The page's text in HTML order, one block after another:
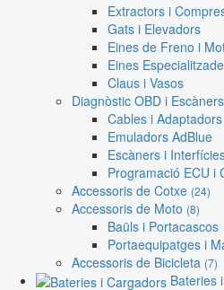
Extractors i
Gats i Elevadors
Eines de Freno i
Eines
Claus i Vasos
Diagnòstic OBD i Escàners
Cables i
Emuladors AdBlue
Escàners i
Programació ECU i
Accessoris de Cotxe (24)
Accessoris de Moto (8)
Baüls i Portacascos
Portaequipatges i
Accessoris de Bicicleta (7)
Bateries